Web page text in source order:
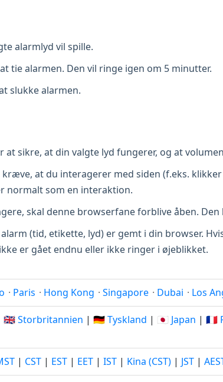
alarmlyd vil spille.
tie alarmen. Den vil ringe igen om 5 minutter.
slukke alarmen.
sikre, at din valgte lyd fungerer, og at
at du interagerer med siden (f.eks.
normalt som en interaktion.
skal denne browserfane forblive åben.
(tid, etikette, lyd) er gemt i din browser.
er gået endnu eller ikke ringer i øjeblikket.
· Paris · Hong Kong · Singapore · Dubai · Los
🇬🇧 Storbritannien | 🇩🇪 Tyskland | 🇯🇵 Japan | 🇫🇷
| CST | EST | EET | IST | Kina (CST) | JST |